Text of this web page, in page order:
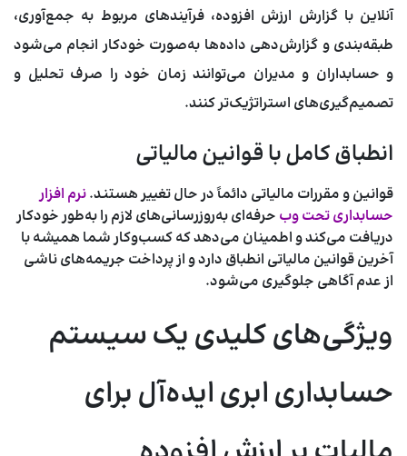
آنلاین با گزارش ارزش افزوده، فرآیندهای مربوط به جمع‌آوری،
طبقه‌بندی و گزارش‌دهی داده‌ها به‌صورت خودکار انجام می‌شود
و حسابداران و مدیران می‌توانند زمان خود را صرف تحلیل و
تصمیم‌گیری‌های استراتژیک‌تر کنند.
انطباق کامل با قوانین مالیاتی
قوانین و مقررات مالیاتی دائماً در حال تغییر هستند.نرم افزار
حسابداری تحت وب حرفه‌ای به‌روزرسانی‌های لازم را به‌طور خودکار
دریافت می‌کند و اطمینان می‌دهد که کسب‌وکار شما همیشه با
آخرین قوانین مالیاتی انطباق دارد و از پرداخت جریمه‌های ناشی
از عدم آگاهی جلوگیری می‌شود.
ویژگی‌های کلیدی یک سیستم
حسابداری ابری ایده‌آل برای